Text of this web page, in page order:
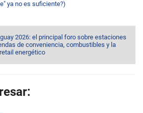
ya no es suficiente?)
2026: el principal foro sobre estaciones
de conveniencia, combustibles y la
energético